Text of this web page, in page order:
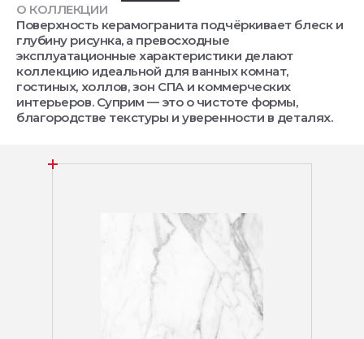
О КОЛЛЕКЦИИ
Поверхность керамогранита подчёркивает блеск и
глубину рисунка, а превосходные
эксплуатационные характеристики делают
коллекцию идеальной для ванных комнат,
гостиных, холлов, зон СПА и коммерческих
интерьеров. Суприм — это о чистоте формы,
благородстве текстуры и уверенности в деталях.